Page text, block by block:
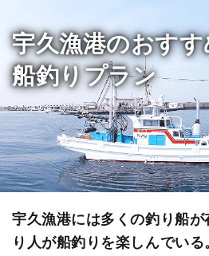
宇久漁港のおすす
船釣りプラン
宇久漁港には多くの釣り船
り人が船釣りを楽しんでいる